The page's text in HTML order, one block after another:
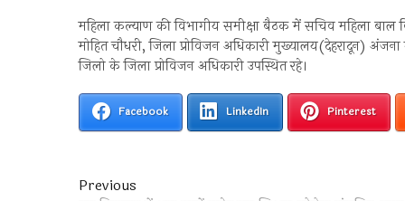
महिला कल्याण की विभागीय समीक्षा बैठक में सचिव महिला बाल
मोहित चौधरी, जिला प्रोविजन अधिकारी मुख्यालय(देहरादून)
जिलो के जिला प्रोविजन अधिकारी उपस्थित रहे।
Facebook LinkedIn Pinterest
Post
Previous